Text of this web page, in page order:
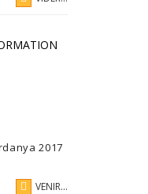
2017
VENIR...